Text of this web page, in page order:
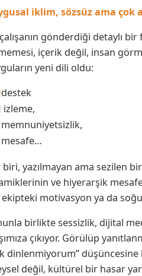
iklim, sözsüz ama çok
gönderdiği detaylı
içerik değil, insan
yeni dili oldu:
destek
izleme,
memnuniyetsizlik,
mesafe…
biri, yazılmayan ama sezilen
ve hiyerarşik
ekipteki motivasyon ya da
birlikte sessizlik, dijital
çıkıyor. Görülüp
dinlenmiyorum”
değil, kültürel bir hasar